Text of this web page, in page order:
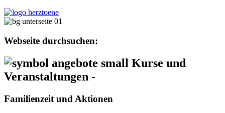
Webseite durchsuchen:
Kurse und
Veranstaltungen -
Familienzeit und Aktionen